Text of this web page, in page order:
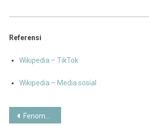
Referensi
Wikipedia – TikTok
Wikipedia – Media sosial
Post
Fenomena #KaburAjaDulu 2025: Antara Kecewa dan Strategi Hidup Baru Anak Muda Indonesia